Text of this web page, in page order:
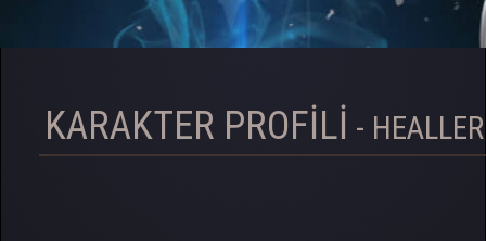
KARAKTER PROFILI -